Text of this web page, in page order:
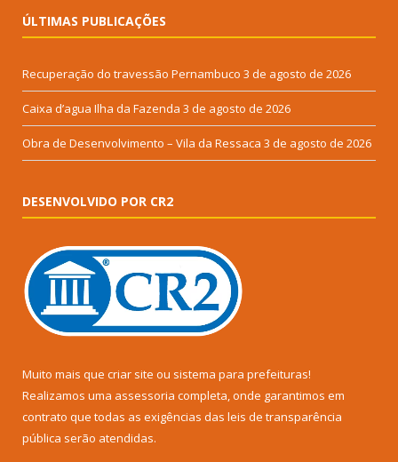
ÚLTIMAS PUBLICAÇÕES
Recuperação do travessão Pernambuco 3 de agosto de 2026
Caixa d’agua Ilha da Fazenda 3 de agosto de 2026
Obra de Desenvolvimento – Vila da Ressaca 3 de agosto de 2026
DESENVOLVIDO POR CR2
Muito mais que criar site ou sistema para prefeituras!
Realizamos uma assessoria completa, onde garantimos em
contrato que todas as exigências das leis de transparência
pública serão atendidas.